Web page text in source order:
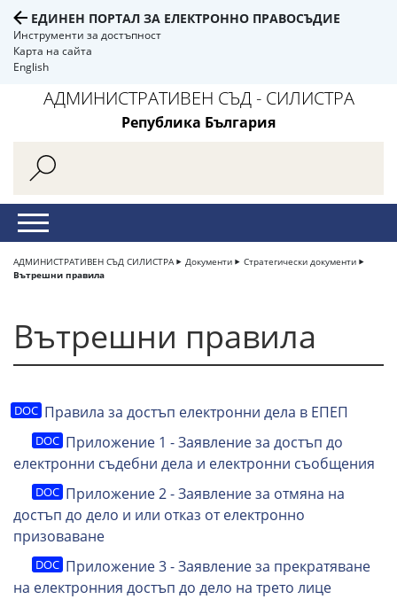
ЕДИНЕН ПОРТАЛ ЗА ЕЛЕКТРОННО ПРАВОСЪДИЕ
Инструменти за достъпност
Карта на сайта
English
АДМИНИСТРАТИВЕН СЪД - СИЛИСТРА
Република България
АДМИНИСТРАТИВЕН СЪД СИЛИСТРА Документи
Стратегически документи
Вътрешни правила
Вътрешни правила
Правила за достъп електронни дела в ЕПЕП
Приложение 1 - Заявление за достъп до
електронни съдебни дела и електронни съобщения
Приложение 2 - Заявление за отмяна на
достъп до дело и или отказ от електронно
призоваване
Приложение 3 - Заявление за прекратяване
на електронния достъп до дело на трето лице